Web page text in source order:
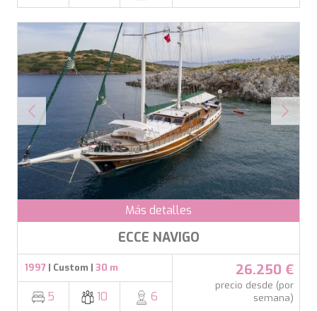
Más detalles
ECCE NAVIGO
1997 | Custom | 30 m
5 10 6
26.250 €
precio desde (por
semana)